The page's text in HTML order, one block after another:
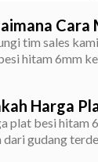
Cara
tim sales
hitam 6mm
Harga
plat besi hitam
gudang